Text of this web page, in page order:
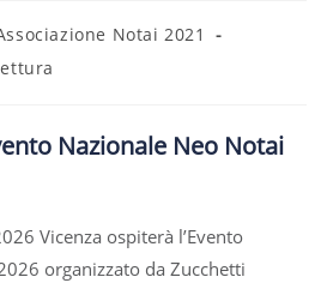
Notai 2021
Nazionale Neo Notai
Vicenza ospiterà l’Evento
organizzato da Zucchetti